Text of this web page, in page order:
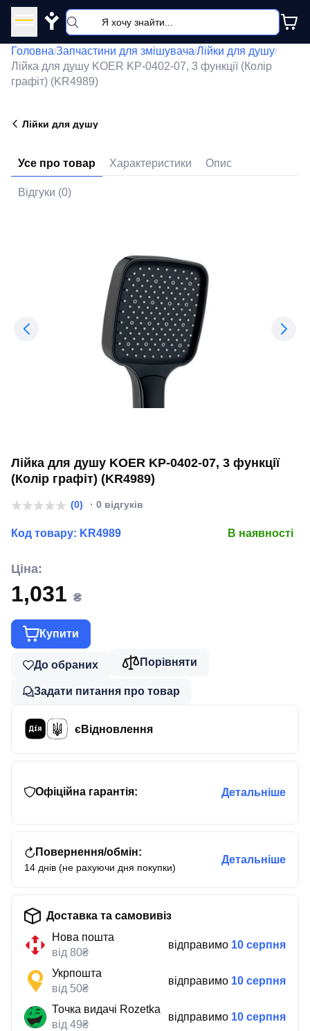
Y
Головна/Запчастини для змішувача/Лійки для душу/
Лійка для душу KOER KP-0402-07, 3 функції (Колір
графіт) (KR4989)
Лійки для душу
Усе про товар Характеристики Опис
Відгуки (0)
Лійка для душу KOER KP-0402-07, 3 функції
(Колір графіт) (KR4989)
(0) · 0 відгуків
Код товару: KR4989 В наявності
Ціна:
1,031 ₴
Купити
До обраних Порівняти
Задати питання про товар
єВідновлення
Офіційна гарантія: Детальніше
Повернення/обмін:
14 днів (не рахуючи дня покупки)
Детальніше
Доставка та самовивіз
Нова пошта
від 80₴
відправимо 10 серпня
Укрпошта
від 50₴
відправимо 10 серпня
Точка видачі Rozetka
від 49₴
відправимо 10 серпня